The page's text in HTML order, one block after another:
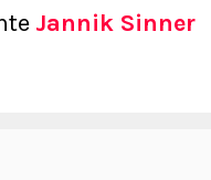
Jannik Sinner